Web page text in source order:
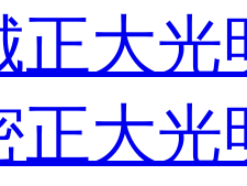
正大光
正大光